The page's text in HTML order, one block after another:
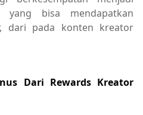
bisa mendapatkan
dari pada konten kreator
Dari Rewards Kreator